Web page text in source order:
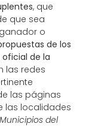
, que
que sea
o
de los
oficial de la
las redes
las páginas
las localidades
del